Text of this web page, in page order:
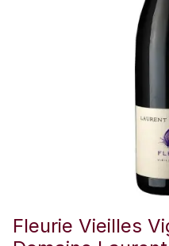
Fleurie Vieilles